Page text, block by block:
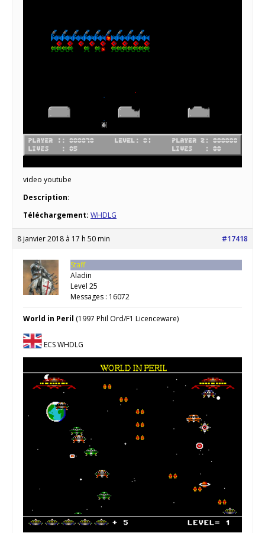
video youtube
Description:
Téléchargement: WHDLG
8 janvier 2018 à 17 h 50 min #17418
Staff
Aladin
Level 25
Messages : 16072
World in Peril (1997 Phil Ord/F1 Licenceware)
ECS WHDLG